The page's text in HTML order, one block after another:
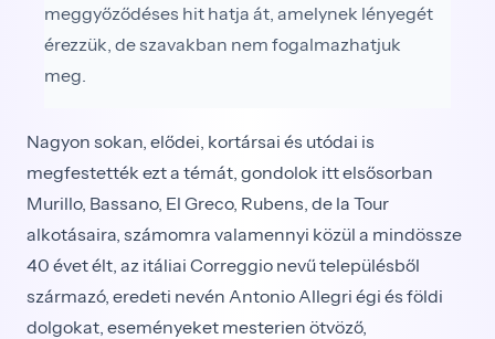
meggyőződéses hit hatja át, amelynek lényegét
érezzük, de szavakban nem fogalmazhatjuk
meg.
Nagyon sokan, elődei, kortársai és utódai is
megfestették ezt a témát, gondolok itt elsősorban
Murillo, Bassano, El Greco, Rubens, de la Tour
alkotásaira, számomra valamennyi közül a mindössze
40 évet élt, az itáliai Correggio nevű településből
származó, eredeti nevén Antonio Allegri égi és földi
dolgokat, eseményeket mesterien ötvöző,